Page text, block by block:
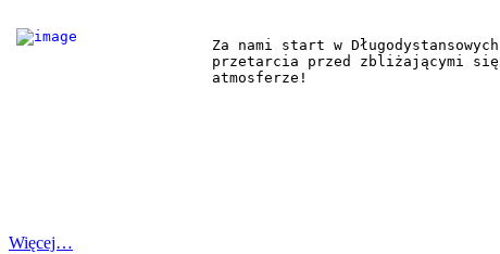
Za nami start w
przetarcia przed zbliżającymi się
atmosferze!
Więcej…